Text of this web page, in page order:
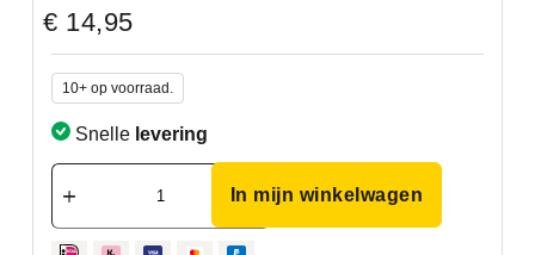
€ 14,95
10+ op voorraad.
Snelle levering
In mijn winkelwagen